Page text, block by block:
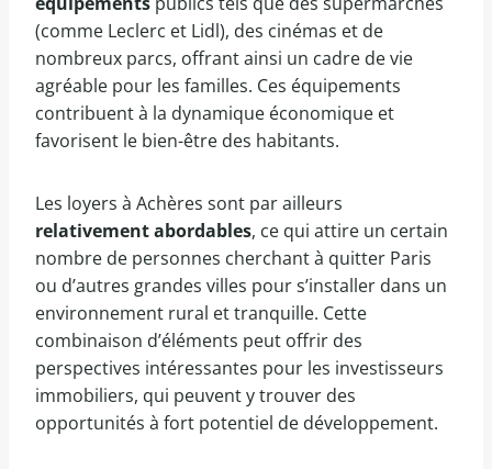
(comme Leclerc et Lidl), des cinémas et de
nombreux parcs, offrant ainsi un cadre de vie
agréable pour les familles. Ces équipements
contribuent à la dynamique économique et
favorisent le bien-être des habitants.
Les loyers à Achères sont par ailleurs
relativement abordables, ce qui attire un certain
nombre de personnes cherchant à quitter Paris
ou d’autres grandes villes pour s’installer dans un
environnement rural et tranquille. Cette
combinaison d’éléments peut offrir des
perspectives intéressantes pour les investisseurs
immobiliers, qui peuvent y trouver des
opportunités à fort potentiel de développement.